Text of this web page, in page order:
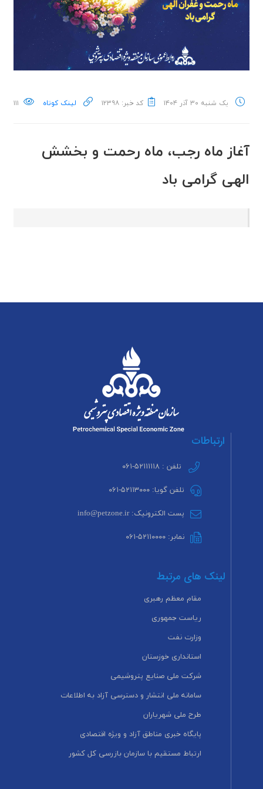
یک شنبه ۳۰ آذر ۱۴۰۴ کد خبر: ۱۲۳۹۸ لینک کوتاه ۱۱۱
آغاز ماه رجب، ماه رحمت و بخشش
الهی گرامی باد
ارتباطات
تلفن : ۵۲۱۱۱۱۱۸-۰۶۱
تلفن گویا: ۵۲۱۱۳۰۰۰-۰۶۱
پست الکترونیک: info@petzone.ir
نمابر: ۵۲۱۱۰۰۰۰-۰۶۱
لینک های مرتبط
مقام معظم رهبری
ریاست جمهوری
وزارت نفت
استانداری خوزستان
شرکت ملی صنایع پتروشیمی
سامانه ملی انتشار و دسترسی آزاد به اطلاعات
طرح ملی شهریاران
پایگاه خبری مناطق آزاد و ویژه اقتصادی
ارتباط مستقیم با سازمان بازرسی کل کشور